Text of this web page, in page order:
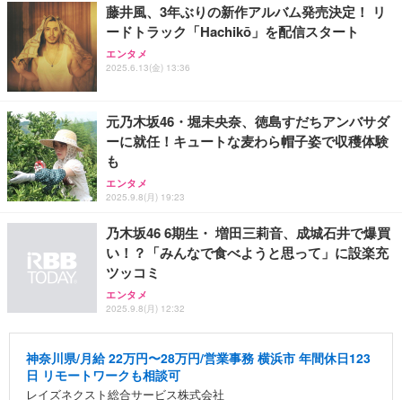
藤井風、3年ぶりの新作アルバム発売決定！ リ
ードトラック「Hachikō」を配信スタート
エンタメ
2025.6.13(金) 13:36
元乃木坂46・堀未央奈、徳島すだちアンバサダ
ーに就任！キュートな麦わら帽子姿で収穫体験
も
エンタメ
2025.9.8(月) 19:23
乃木坂46 6期生・ 増田三莉音、成城石井で爆買
い！？「みんなで食べようと思って」に設楽充
ツッコミ
エンタメ
2025.9.8(月) 12:32
神奈川県/月給 22万円〜28万円/営業事務 横浜市 年間休日123
日 リモートワークも相談可
レイズネクスト総合サービス株式会社